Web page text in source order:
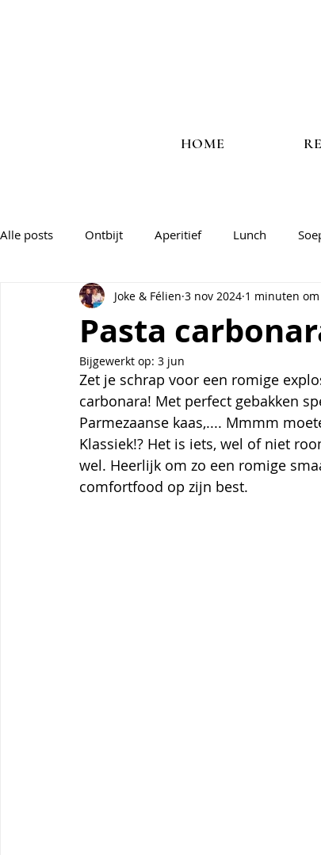
HOME
Alle posts Ontbijt Aperitief Lunch
Vis Veggie Salades &
Themagerechten Tips
Pasta
Joke & Félien 3 nov 2024 1 minuten
Bijgewerkt op: 3 jun
Zet je schrap voor een romige
carbonara! Met perfect gebakken
Parmezaanse kaas,.... Mmmm
Klassiek!? Het is iets, wel of niet
wel. Heerlijk om zo een romige
comfortfood op zijn best.